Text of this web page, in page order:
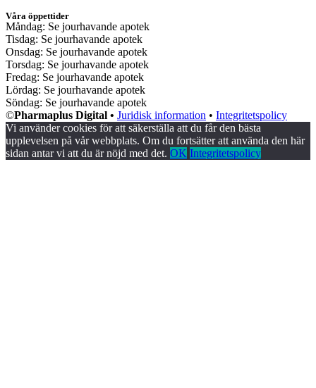
Våra öppettider
Måndag: Se jourhavande apotek
Tisdag: Se jourhavande apotek
Onsdag: Se jourhavande apotek
Torsdag: Se jourhavande apotek
Fredag: Se jourhavande apotek
Lördag: Se jourhavande apotek
Söndag: Se jourhavande apotek
©Pharmaplus Digital • Juridisk information • Integritetspolicy
Vi använder cookies för att säkerställa att du får den bästa
upplevelsen på vår webbplats. Om du fortsätter att använda den här
sidan antar vi att du är nöjd med det. OK Integritetspolicy